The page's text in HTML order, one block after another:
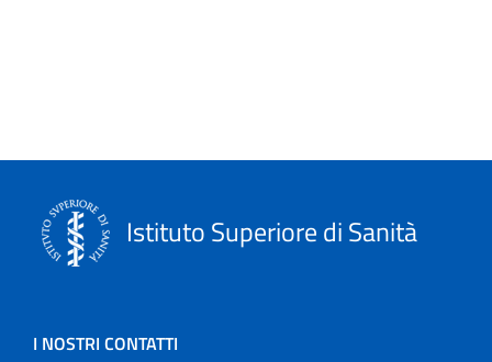
Istituto Superiore di Sanità
I NOSTRI CONTATTI